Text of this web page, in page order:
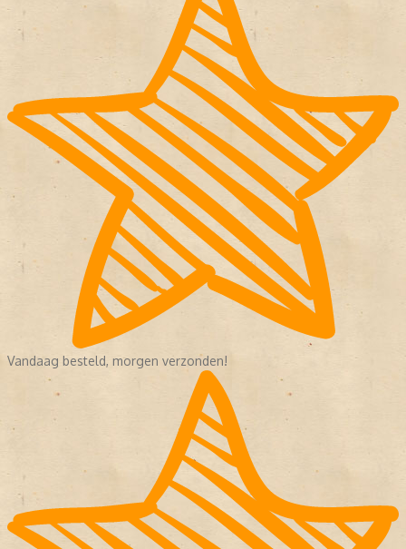
Vandaag besteld, morgen verzonden!